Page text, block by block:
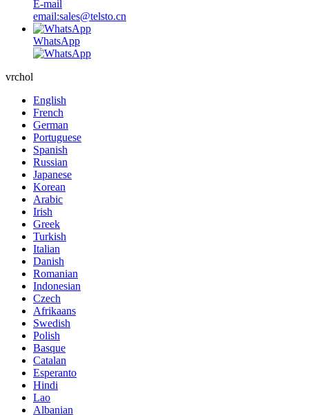
E-mail
email:sales@telsto.cn
WhatsApp
vrchol
English
French
German
Portuguese
Spanish
Russian
Japanese
Korean
Arabic
Irish
Greek
Turkish
Italian
Danish
Romanian
Indonesian
Czech
Afrikaans
Swedish
Polish
Basque
Catalan
Esperanto
Hindi
Lao
Albanian